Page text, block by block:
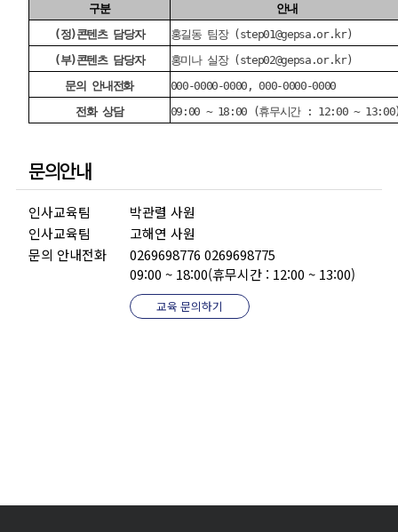
구분
안내
(정)콘텐츠 담당자
홍길동 팀장 (step01@gepsa.or.kr)
(부)콘텐츠 담당자
홍미나 실장 (step02@gepsa.or.kr)
문의 안내전화
000-0000-0000, 000-0000-0000
전화 상담
09:00 ~ 18:00 (휴무시간 : 12:00 ~
문의안내
인사교육팀
박관렬 사원
인사교육팀
고해연 사원
문의 안내전화
0269698776 0269698775
09:00 ~ 18:00(휴무시간 : 12:00 ~ 13:00)
교육 문의하기